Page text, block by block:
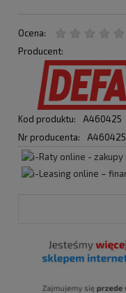
Ocena:
Producent:
Kod produktu:
A460425
Nr producenta:
A460425